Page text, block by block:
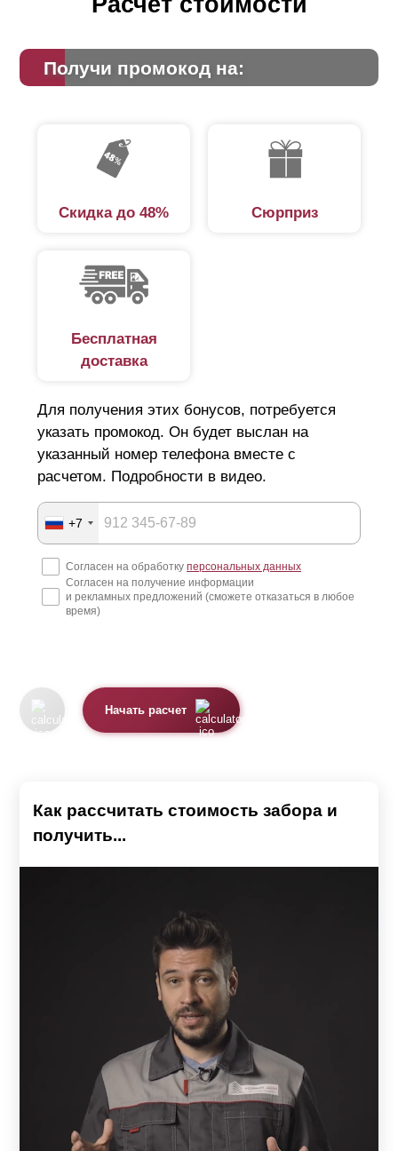
Получи промокод на:
Скидка до 48% Сюрприз
Бесплатная
доставка
Для получения этих бонусов, потребуется
указать промокод. Он будет выслан на
указанный номер телефона вместе с
расчетом. Подробности в видео.
+7
Согласен на обработку персональных данных
Согласен на получение информации
и рекламных предложений (сможете отказаться в любое
время)
Начать расчет
Как рассчитать стоимость забора и
получить...